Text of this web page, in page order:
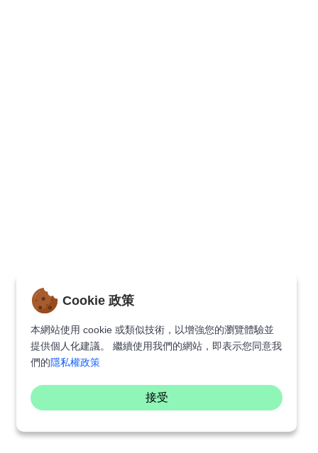
Cookie 政策
本網站使用 cookie 或類似技術，以增強您的瀏覽體驗並
提供個人化建議。 繼續使用我們的網站，即表示您同意我
們的隱私權政策
接受